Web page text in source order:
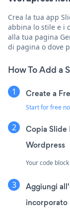
Crea la tua app
abbina lo stile e i
alla tua pagina
di pagina o dove
How To Add a
Create a
Start for free
Copia Slide
Wordpress
Your code
Aggiungi
incorporato